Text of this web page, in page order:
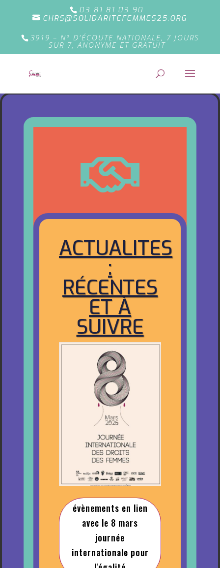
03 81 81 03 90
CHRS@SOLIDARITEFEMMES25.ORG
3919 – N° D'ÉCOUTE NATIONALE, 7 JOURS
SUR 7, ANONYME ET GRATUIT

ACTUALITES
:
RÉCENTES
ET À
SUIVRE
évènements en lien
avec le 8 mars
journée
internationale pour